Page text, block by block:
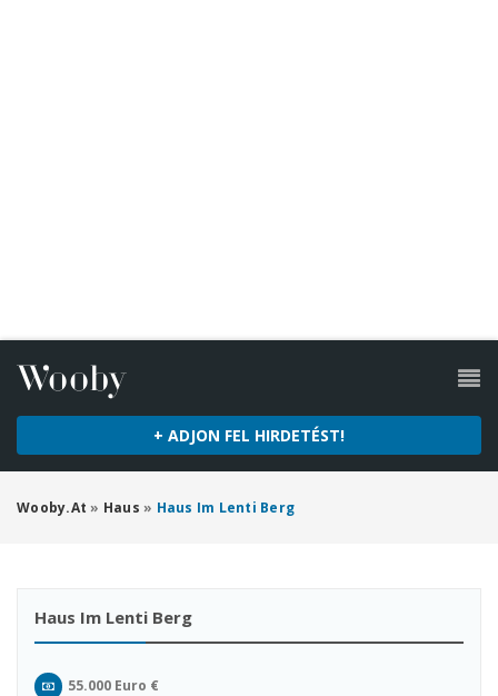
+ ADJON FEL HIRDETÉST!
Wooby.at » Haus » Haus Im Lenti Berg
Haus Im Lenti Berg
55.000 Euro €